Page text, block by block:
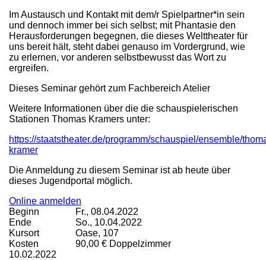
Im Austausch und Kontakt mit dem/r Spielpartner*in sein
und dennoch immer bei sich selbst; mit Phantasie den
Herausforderungen begegnen, die dieses Welttheater für
uns bereit hält, steht dabei genauso im Vordergrund, wie
zu erlernen, vor anderen selbstbewusst das Wort zu
ergreifen.
Dieses Seminar gehört zum Fachbereich Atelier
Weitere Informationen über die die schauspielerischen
Stationen Thomas Kramers unter:
https://staatstheater.de/programm/schauspiel/ensemble/
kramer
Die Anmeldung zu diesem Seminar ist ab heute über
dieses Jugendportal möglich.
Online anmelden
Beginn
Fr., 08.04.2022
Ende
So., 10.04.2022
Kursort
Oase, 107
Kosten
90,00 € Doppelzimmer
10.02.2022